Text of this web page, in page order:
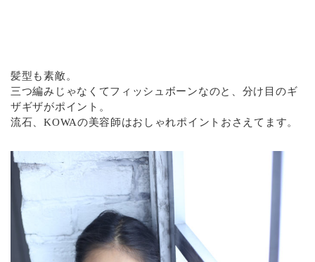
髪型も素敵。
三つ編みじゃなくてフィッシュボーンなのと、分け目のギ
ザギザがポイント。
流石、KOWAの美容師はおしゃれポイントおさえてます。